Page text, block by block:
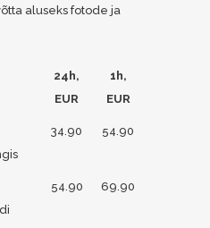
aluseks fotode ja
24h,
EUR
1h,
EUR
34.90 54.90
54.90 69.90